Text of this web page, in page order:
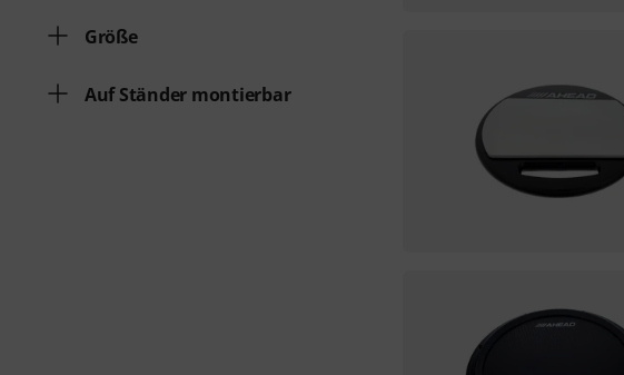
Größe
Auf Ständer montierbar